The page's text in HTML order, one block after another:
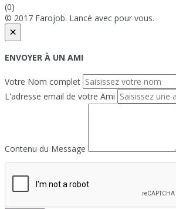
(0)
© 2017 Farojob. Lancé avec pour vous.
×
ENVOYER À UN AMI
Votre Nom complet
L'adresse email de votre Ami
Contenu du Message